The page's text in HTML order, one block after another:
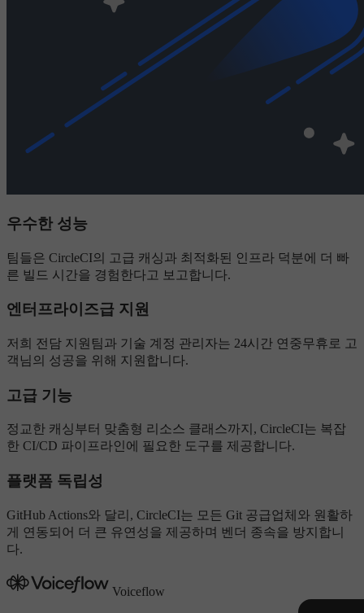
우수한 성능
팀들은 CircleCI의 고급 캐싱과 최적화된 인프라 덕분에 더 빠
른 빌드 시간을 경험한다고 보고합니다.
엔터프라이즈급 지원
저희 전담 지원팀과 기술 계정 관리자는 24시간 연중무휴로 고
객님의 성공을 위해 지원합니다.
고급 기능
정교한 캐싱부터 맞춤형 리소스 클래스까지, CircleCI는 복잡
한 CI/CD 파이프라인에 필요한 도구를 제공합니다.
플랫폼 독립성
GitHub Actions와 달리, CircleCI는 모든 Git 공급업체와 원활하
게 연동되어 더 큰 유연성을 제공하며 벤더 종속을 방지합니
다.
Voiceflow